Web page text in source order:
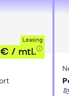
Leasing
/ mtl.